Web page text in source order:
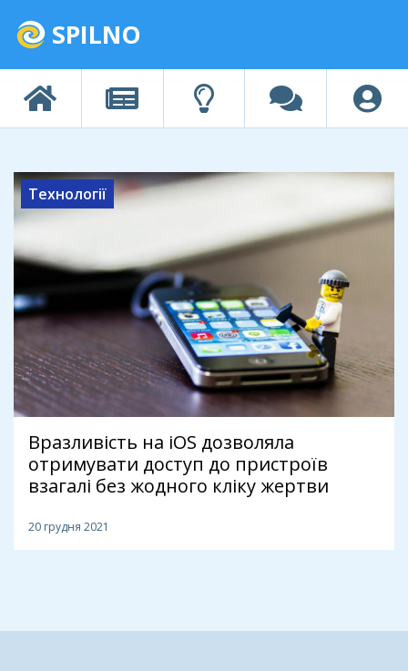
SPILNO
Технології
Вразливість на iOS дозволяла
отримувати доступ до пристроїв
взагалі без жодного кліку жертви
20 грудня 2021